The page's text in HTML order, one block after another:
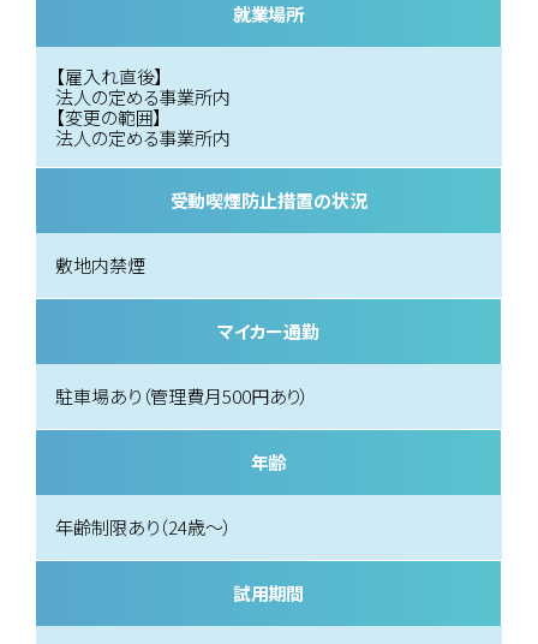
就業場所
【雇入れ直後】
法人の定める事業所内
【変更の範囲】
法人の定める事業所内
受動喫煙防止措置の状況
敷地内禁煙
マイカー通勤
駐車場あり（管理費月500円あり）
年齢
年齢制限あり（24歳～）
試用期間